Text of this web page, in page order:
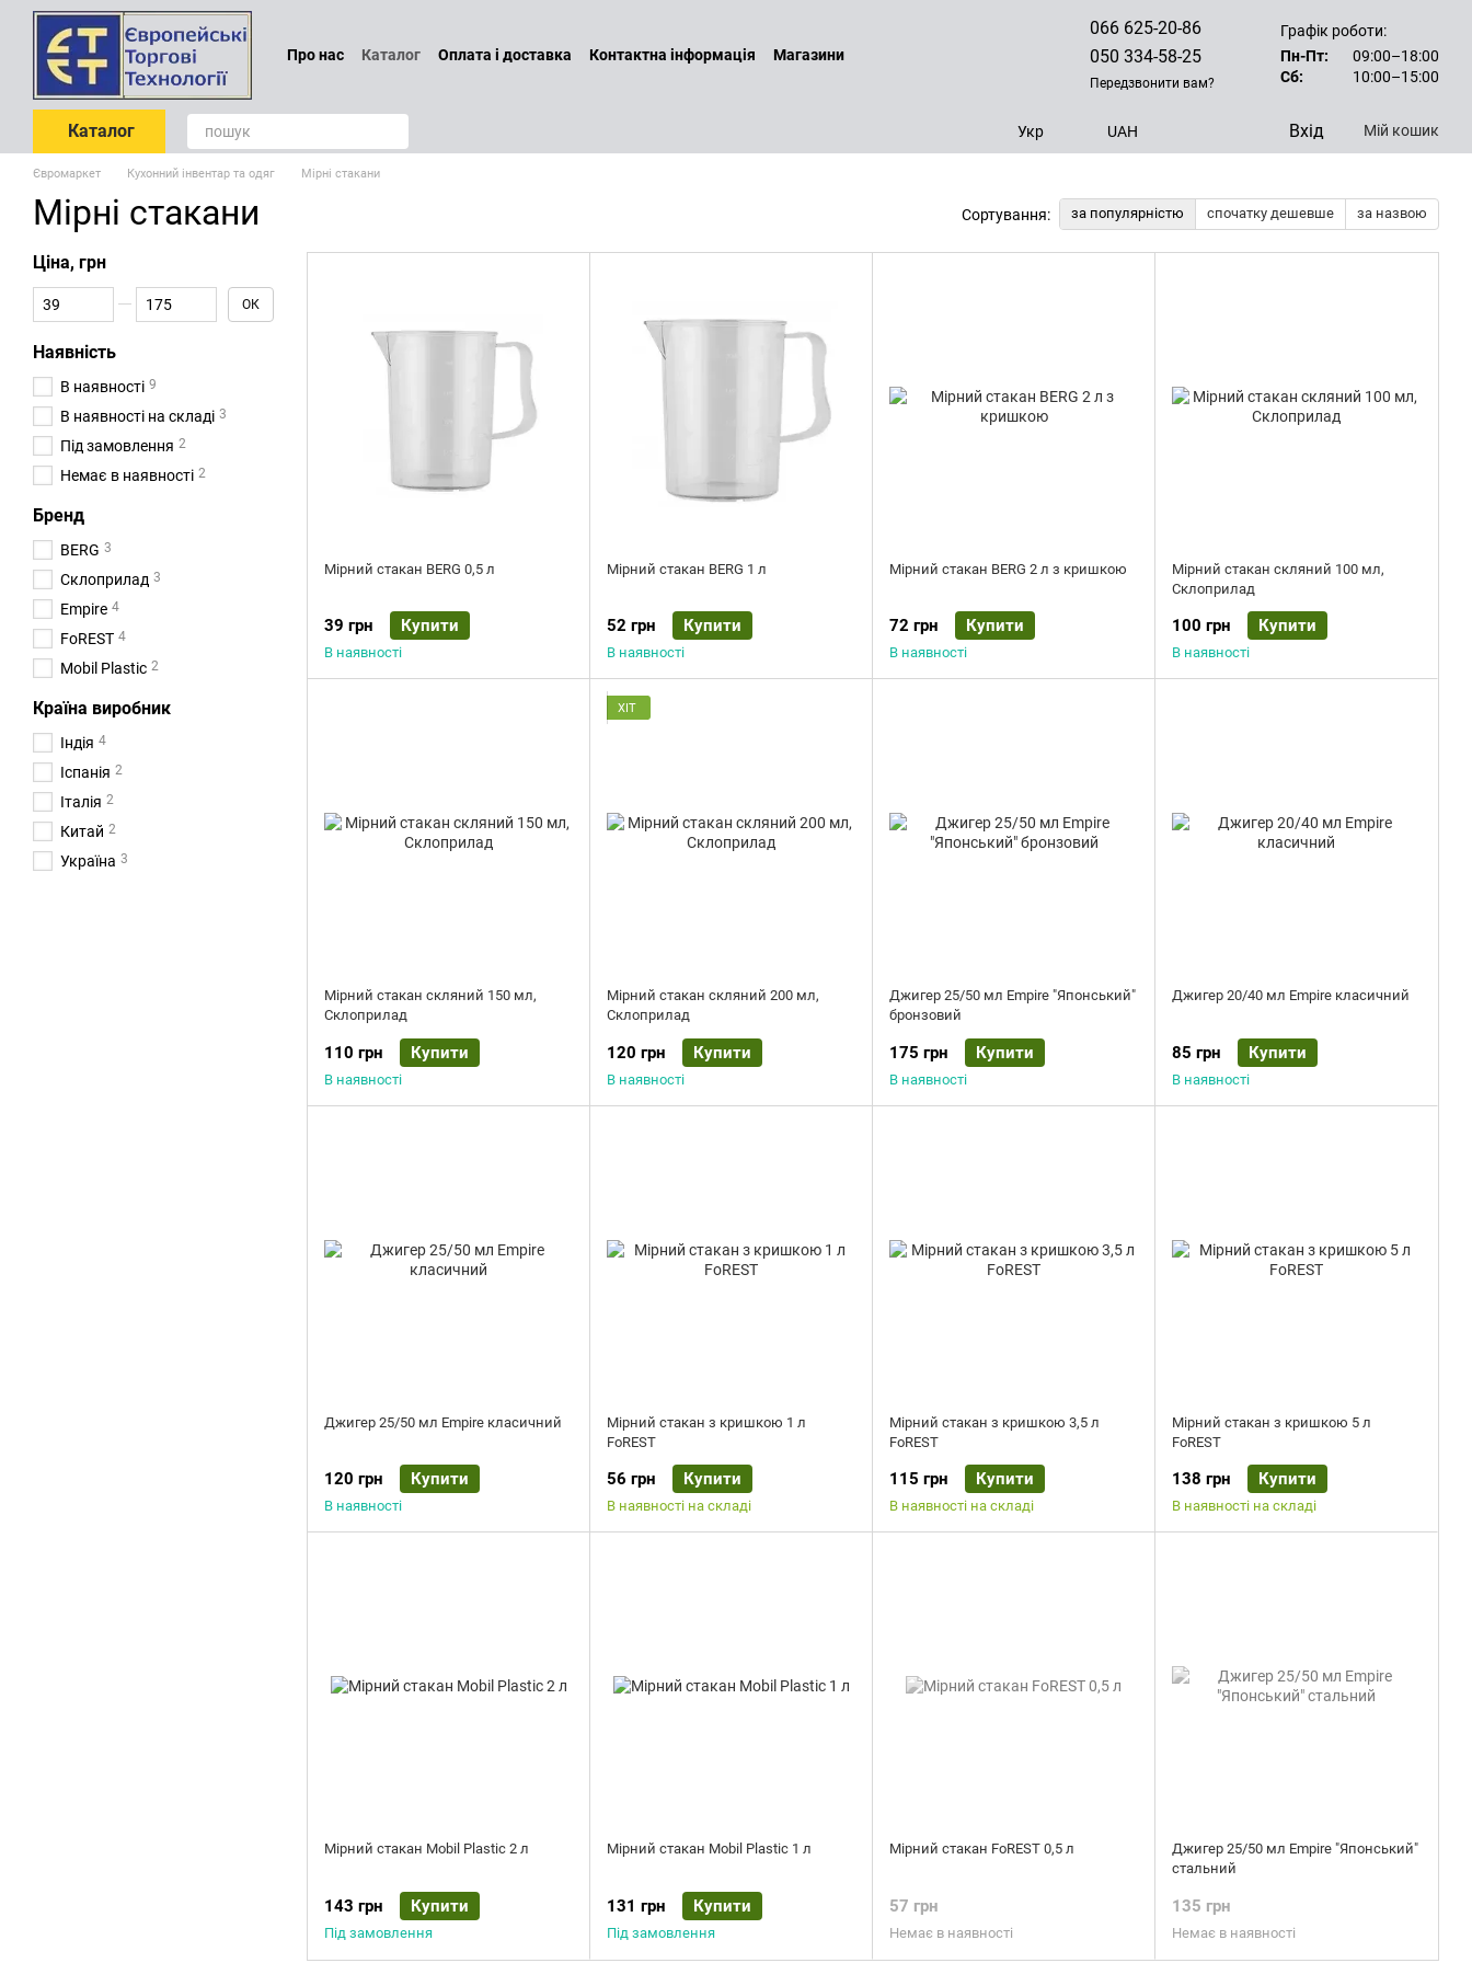
Перейти до основного контенту
Про нас Каталог Оплата і доставка Контактна інформація
Магазини
066 625-20-86
050 334-58-25
Передзвонити вам?
Графік роботи:
Пн-Пт:
09:00–18:00
Сб:
10:00–15:00
Каталог Укр UAH Вхід Мій кошик
Євромаркет Кухонний інвентар та одяг Мірні стакани
Мірні стакани Сортування: за популярністю спочатку дешевше за назвою
Мірний стакан BERG 0,5 л
39 грн Купити
В наявності
Мірний стакан BERG 1 л
52 грн Купити
В наявності
Мірний стакан BERG 2 л з кришкою
72 грн Купити
В наявності
Мірний стакан скляний 100 мл,
Склоприлад
100 грн Купити
В наявності
Мірний стакан скляний 150 мл,
Склоприлад
110 грн Купити
В наявності
ХІТ
Мірний стакан скляний 200 мл,
Склоприлад
120 грн Купити
В наявності
Джигер 25/50 мл Empire "Японський"
бронзовий
175 грн Купити
В наявності
Джигер 20/40 мл Empire класичний
85 грн Купити
В наявності
Джигер 25/50 мл Empire класичний
120 грн Купити
В наявності
Мірний стакан з кришкою 1 л
FoREST
56 грн Купити
В наявності на складі
Мірний стакан з кришкою 3,5 л
FoREST
115 грн Купити
В наявності на складі
Мірний стакан з кришкою 5 л
FoREST
138 грн Купити
В наявності на складі
Мірний стакан Mobil Plastic 2 л
143 грн Купити
Під замовлення
Мірний стакан Mobil Plastic 1 л
131 грн Купити
Під замовлення
Мірний стакан FoREST 0,5 л
57 грн
Немає в наявності
Джигер 25/50 мл Empire "Японський"
стальний
135 грн
Немає в наявності
Ціна, грн
Від Ціна, грн
До Ціна, грн ОК
Наявність
В наявності 9
В наявності на складі 3
Під замовлення 2
Немає в наявності 2
Бренд
BERG 3
Склоприлад 3
Empire 4
FoREST 4
Mobil Plastic 2
Країна виробник
Індія 4
Іспанія 2
Італія 2
Китай 2
Україна 3